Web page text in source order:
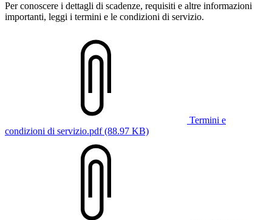
Per conoscere i dettagli di scadenze, requisiti e altre informazioni
importanti, leggi i termini e le condizioni di servizio.
Termini e
condizioni di servizio.pdf (88.97 KB)